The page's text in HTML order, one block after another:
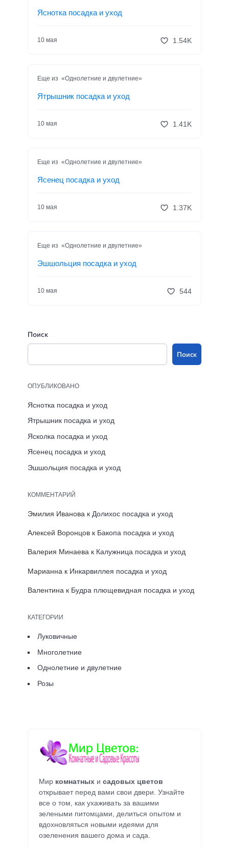
Яснотка посадка и уход
10 мая 1.54K
Еще из «Однолетние и двулетние»
Ятрышник посадка и уход
10 мая 1.41K
Еще из «Однолетние и двулетние»
Ясенец посадка и уход
10 мая 1.37K
Еще из «Однолетние и двулетние»
Эшшольция посадка и уход
10 мая 544
Поиск
Поиск
ОПУБЛИКОВАНО
Яснотка посадка и уход
Ятрышник посадка и уход
Ясколка посадка и уход
Ясенец посадка и уход
Эшшольция посадка и уход
КОММЕНТАРИЙ
Эмилия Иванова к Долихос посадка и уход
Алексей Воронцов к Бакопа посадка и уход
Валерия Минаева к Калужница посадка и уход
Марианна к Инкарвиллея посадка и уход
Валентина к Будра плющевидная посадка и уход
КАТЕГОРИИ
Луковичные
Многолетние
Однолетние и двулетние
Розы
Мир комнатных и садовых цветов
открывает перед вами свои двери. Узнайте
все о том, как ухаживать за вашими
зелеными питомцами, делиться опытом и
вдохновляться новыми идеями для
озеленения вашего дома и сада.